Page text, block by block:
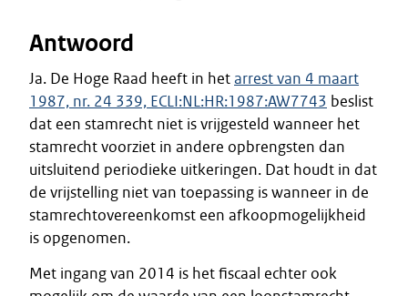
Antwoord
Ja. De Hoge Raad heeft in hetarrest van 4 maart
1987, nr. 24 339, ECLI:NL:HR:1987:AW7743 beslist
dat een stamrecht niet is vrijgesteld wanneer het
stamrecht voorziet in andere opbrengsten dan
uitsluitend periodieke uitkeringen. Dat houdt in dat
de vrijstelling niet van toepassing is wanneer in de
stamrechtovereenkomst een afkoopmogelijkheid
is opgenomen.
Met ingang van 2014 is het fiscaal echter ook